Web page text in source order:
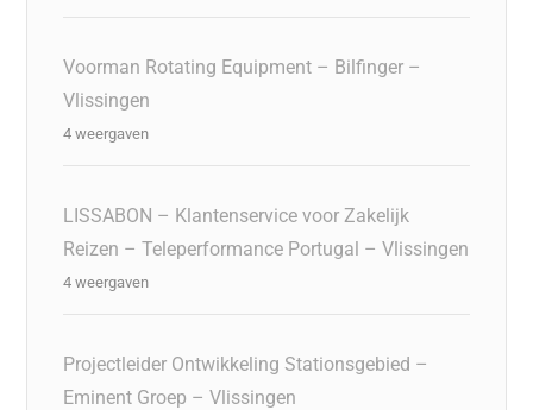
Voorman Rotating Equipment – Bilfinger –
Vlissingen
4 weergaven
LISSABON – Klantenservice voor Zakelijk
Reizen – Teleperformance Portugal – Vlissingen
4 weergaven
Projectleider Ontwikkeling Stationsgebied –
Eminent Groep – Vlissingen